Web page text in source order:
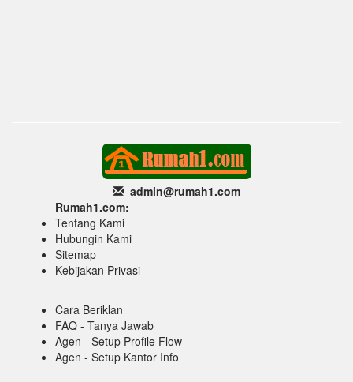
admin@rumah1.com
Rumah1.com:
Tentang Kami
Hubungin Kami
Sitemap
Kebijakan Privasi
Cara Beriklan
FAQ - Tanya Jawab
Agen - Setup Profile Flow
Agen - Setup Kantor Info